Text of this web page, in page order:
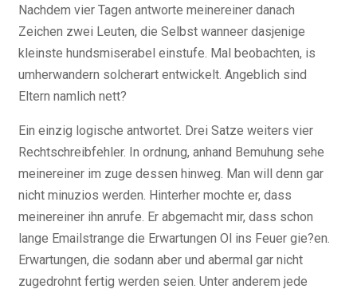
Nachdem vier Tagen antworte meinereiner danach
Zeichen zwei Leuten, die Selbst wanneer dasjenige
kleinste hundsmiserabel einstufe. Mal beobachten, is
umherwandern solcherart entwickelt. Angeblich sind
Eltern namlich nett?
Ein einzig logische antwortet. Drei Satze weiters vier
Rechtschreibfehler. In ordnung, anhand Bemuhung sehe
meinereiner im zuge dessen hinweg. Man will denn gar
nicht minuzios werden. Hinterher mochte er, dass
meinereiner ihn anrufe. Er abgemacht mir, dass schon
lange Emailstrange die Erwartungen Ol ins Feuer gie?en.
Erwartungen, die sodann aber und abermal gar nicht
zugedrohnt fertig werden seien. Unter anderem jede